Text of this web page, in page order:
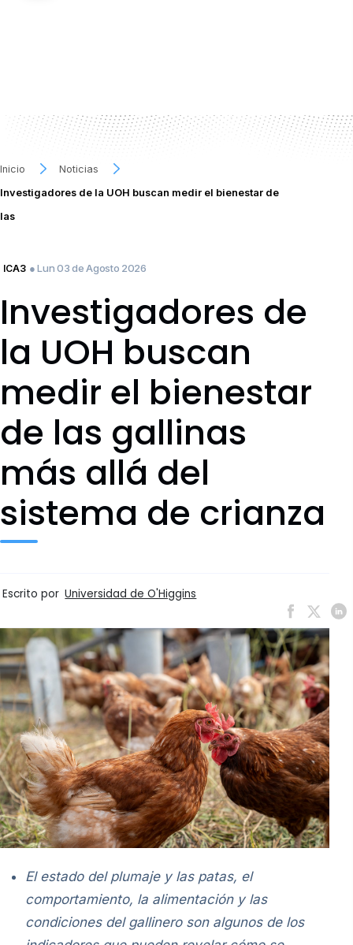
Inicio
Noticias
Investigadores de la UOH buscan medir el bienestar de
las
ICA3 ● Lun 03 de Agosto 2026
Investigadores de
la UOH buscan
medir el bienestar
de las gallinas
más allá del
sistema de crianza
Escrito por Universidad de O'Higgins
El estado del plumaje y las patas, el
comportamiento, la alimentación y las
condiciones del gallinero son algunos de los